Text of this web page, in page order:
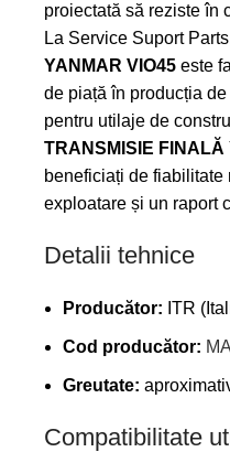
proiectată să reziste în
La Service Suport
YANMAR VIO45 este
de piață în producția
pentru utilaje de
TRANSMISIE FINALĂ
beneficiați de fiabilitate
exploatare și un raport
Detalii tehnice
Producător: ITR
Cod producător:
Greutate:
Compatibilitate